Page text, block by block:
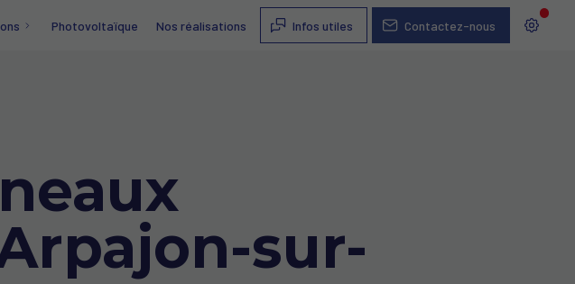
Photovoltaïque Nos réalisations Infos utiles Contactez-nous
sur-